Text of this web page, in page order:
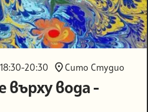
18:30-20:30 Сито Студио
върху вода -